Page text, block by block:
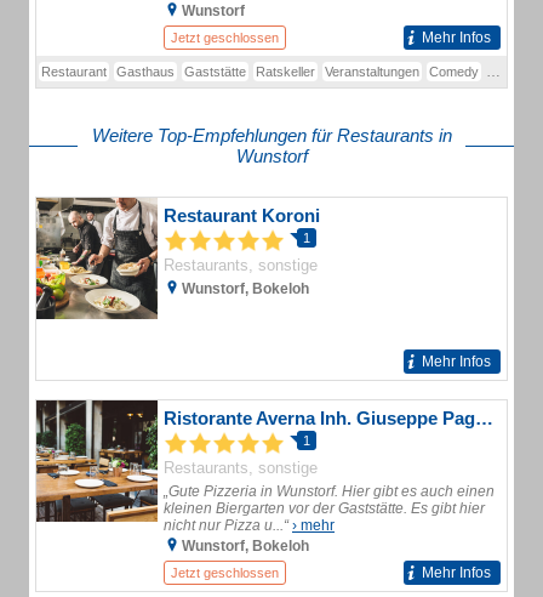
Wunstorf
Jetzt geschlossen Mehr Infos
Restaurant Gasthaus Gaststätte Ratskeller Veranstaltungen Comedy
Weitere Top-Empfehlungen für Restaurants in
Wunstorf
Restaurant Koroni
1
Restaurants, sonstige
Wunstorf, Bokeloh
Mehr Infos
Ristorante Averna Inh. Giuseppe Pagano Scorcio
1
Restaurants, sonstige
„Gute Pizzeria in Wunstorf. Hier gibt es auch einen
kleinen Biergarten vor der Gaststätte. Es gibt hier
nicht nur Pizza u...“› mehr
Wunstorf, Bokeloh
Jetzt geschlossen Mehr Infos